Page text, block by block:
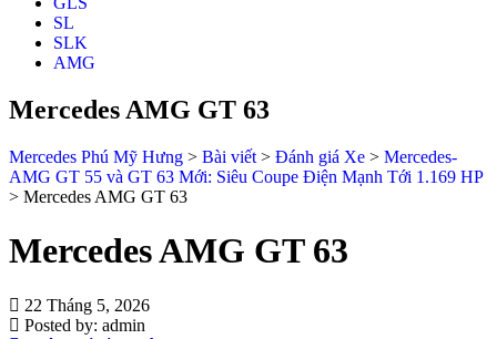
SL
SLK
AMG
Mercedes AMG GT 63
Mercedes Phú Mỹ Hưng > Bài viết > Đánh giá Xe > Mercedes-
AMG GT 55 và GT 63 Mới: Siêu Coupe Điện Mạnh Tới 1.169 HP
> Mercedes AMG GT 63
Mercedes AMG GT 63
22 Tháng 5, 2026
Posted by: admin